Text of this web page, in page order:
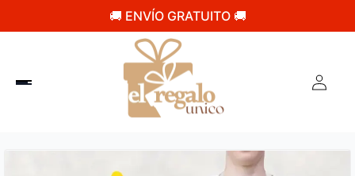
🚚 ENVÍO GRATUITO 🚚